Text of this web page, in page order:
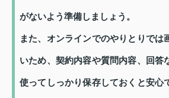
がないよう準備しましょう。
また、オンラインでのやりとりでは
いため、契約内容や質問内容、回答
使ってしっかり保存しておくと安心